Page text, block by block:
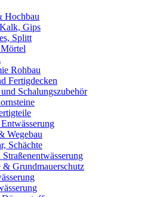
Hochbau
Gips
Splitt
Rohbau
Fertigdecken
Schalungszubehör
Wegebau
Schächte
& Grundmauerschutz